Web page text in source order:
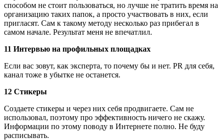
способом не стоит пользоваться, но лучше не тратить время на
организацию таких папок, а просто участвовать в них, если
пригласят. Сам к такому методу несколько раз прибегал в
самом начале. Результат меня не впечатлил.
11 Интервью на профильных площадках
Если вас зовут, как эксперта, то почему бы и нет. PR для себя,
канал тоже в убытке не останется.
12 Стикеры
Создаете стикеры и через них себя продвигаете. Сам не
использовал, поэтому про эффективность ничего не скажу.
Информации по этому поводу в Интернете полно. Не буду
расписывать.